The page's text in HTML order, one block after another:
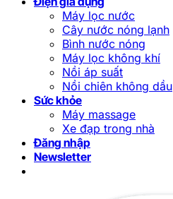
Máy lọc nước
Cây nước nóng lạnh
Bình nước nóng
Máy lọc không khí
Nồi áp suất
Nồi chiên không dầu
Sức khỏe
Máy massage
Xe đạp trong nhà
Đăng nhập
Newsletter